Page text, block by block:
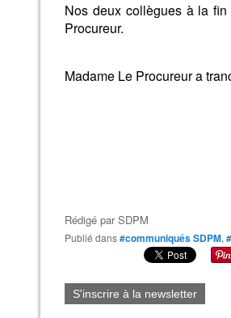
Nos deux collègues à la
Procureur.
Madame Le Procureur a
Rédigé parSDPM
Publié dans#communiqués SDPM,
S'inscrire à la newsletter